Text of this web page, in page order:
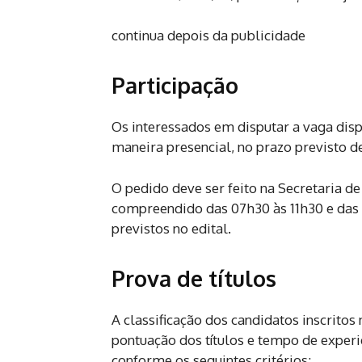
continua depois da publicidade
Participação
Os interessados em disputar a vaga
maneira presencial, no prazo previsto
O pedido deve ser feito na Secretaria
compreendido das 07h30 às 11h30 e
previstos no edital.
Prova de títulos
A classificação dos candidatos
pontuação dos títulos e tempo de